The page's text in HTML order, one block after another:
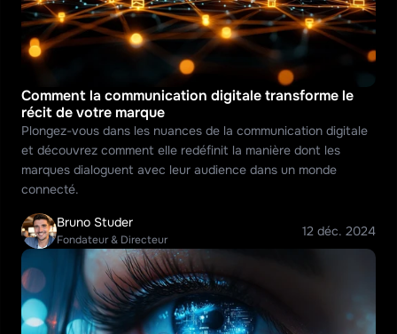
Comment la communication digitale transforme le
récit de votre marque
Plongez-vous dans les nuances de la communication digitale
et découvrez comment elle redéfinit la manière dont les
marques dialoguent avec leur audience dans un monde
connecté.
Bruno Studer
Fondateur & Directeur
12 déc. 2024